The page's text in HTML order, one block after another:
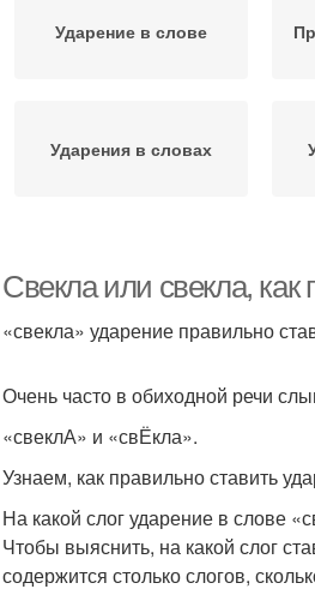
Ударение в слове
Ударения в словах
Свекла или свекла,
«свек­ла» уда­ре­ние пра­виль­но
Очень часто в оби­ход­ной речи
«свеклА» и «свЁкла».
Узнаем, как пра­виль­но ста­вить
На какой слог ударение в слове
Чтобы выяс­нить, на какой слог
содер­жит­ся столь­ко сло­гов,